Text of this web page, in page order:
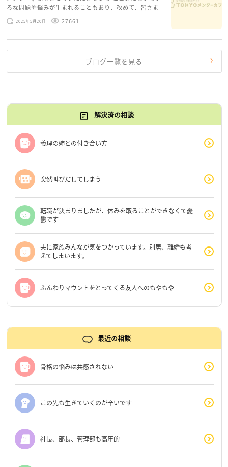
ろな問題や悩みが生まれることもあり、改めて、皆さま
のお悩みを読みながら 「みんな、もがいてる。わたし
だけじゃないんだな」と、逆に励まされるような日々で
2025年5月20日 27661
ブログ一覧を見る
解決済の相談
義理の姉との付き合い方
突然叫びだしてしまう
転職が決まりましたが、休みを取ることができなくて憂
鬱です
夫に家族みんなが気をつかっています。別居、離婚も考
えてしまいます。
ふんわりマウントをとってくる友人へのもやもや
最近の相談
骨格の悩みは共感されない
この先も生きていくのが辛いです
社長、部長、管理部も高圧的